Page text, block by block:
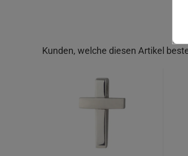
Kunden, welche diesen Artikel